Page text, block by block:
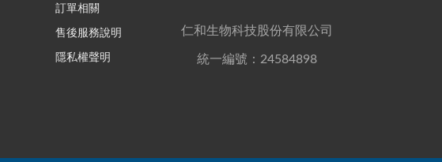
仁和生物科技股份有限公司
統一編號：24584898
訂單相關
售後服務說明
隱私權聲明